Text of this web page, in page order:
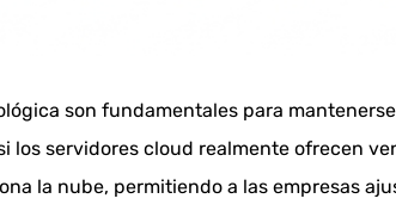
son fundamentales para
servidores cloud realmente ofrecen
la nube, permitiendo a las empresas